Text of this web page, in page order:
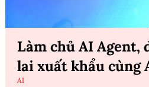
Làm chủ AI Agent,
lai xuất khẩu cùng
AI